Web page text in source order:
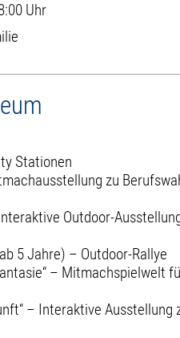
Uhr
Stationen
zu
Outdoor-
5 Jahre) – Outdoor-Rallye
– Mitmachspielwelt
– Interaktive